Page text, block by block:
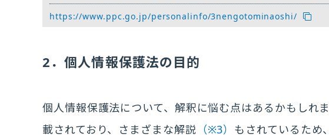
https://www.ppc.go.jp/personalinfo/3nengotominaoshi/
2．個人情報保護法の目的
個人情報保護法について、解釈に悩む点はあるかもしれ
載されており、さまざまな解説 （※3） もされているため